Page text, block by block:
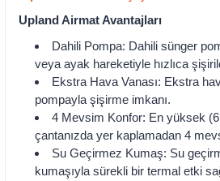
Upland Airmat Avantajları
Dahili Pompa: Dahili sünger
veya ayak hareketiyle hızlıca
Ekstra Hava Vanası: Ekstra
pompayla şişirme imkanı.
4 Mevsim Konfor: En yüksek
çantanızda yer kaplamadan 4
Su Geçirmez Kumaş: Su
kumaşıyla sürekli bir termal etki